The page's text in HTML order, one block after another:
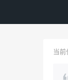
当前